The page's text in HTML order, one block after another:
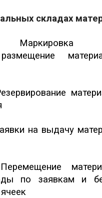
складах
на выдачу
по заявкам и